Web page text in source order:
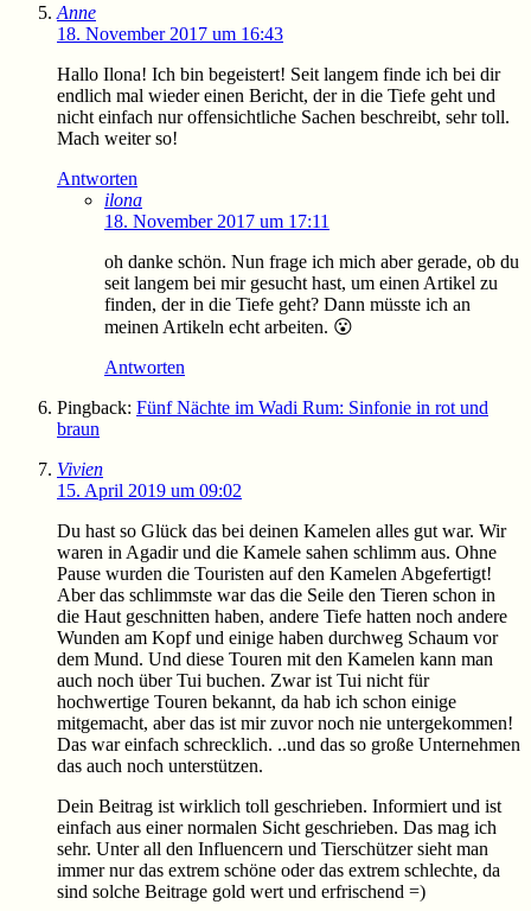
Anne
18. November 2017 um 16:43
Hallo Ilona! Ich bin begeistert! Seit langem finde ich bei dir
endlich mal wieder einen Bericht, der in die Tiefe geht und
nicht einfach nur offensichtliche Sachen beschreibt, sehr toll.
Mach weiter so!
Antworten
ilona
18. November 2017 um 17:11
oh danke schön. Nun frage ich mich aber gerade, ob du
seit langem bei mir gesucht hast, um einen Artikel zu
finden, der in die Tiefe geht? Dann müsste ich an
meinen Artikeln echt arbeiten. 😮
Antworten
Pingback: Fünf Nächte im Wadi Rum: Sinfonie in rot und
braun
Vivien
15. April 2019 um 09:02
Du hast so Glück das bei deinen Kamelen alles gut war. Wir
waren in Agadir und die Kamele sahen schlimm aus. Ohne
Pause wurden die Touristen auf den Kamelen Abgefertigt!
Aber das schlimmste war das die Seile den Tieren schon in
die Haut geschnitten haben, andere Tiefe hatten noch andere
Wunden am Kopf und einige haben durchweg Schaum vor
dem Mund. Und diese Touren mit den Kamelen kann man
auch noch über Tui buchen. Zwar ist Tui nicht für
hochwertige Touren bekannt, da hab ich schon einige
mitgemacht, aber das ist mir zuvor noch nie untergekommen!
Das war einfach schrecklich. ..und das so große Unternehmen
das auch noch unterstützen.
Dein Beitrag ist wirklich toll geschrieben. Informiert und ist
einfach aus einer normalen Sicht geschrieben. Das mag ich
sehr. Unter all den Influencern und Tierschützer sieht man
immer nur das extrem schöne oder das extrem schlechte, da
sind solche Beitrage gold wert und erfrischend =)